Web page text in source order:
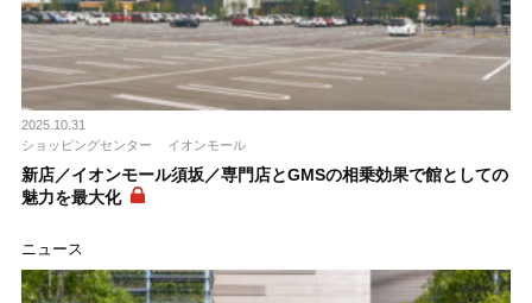
2025.10.31
ショッピングセンター
イオンモール
新店／イオンモール須坂／専門店とGMSの相乗効果で館としての
魅力を最大化
ニュース